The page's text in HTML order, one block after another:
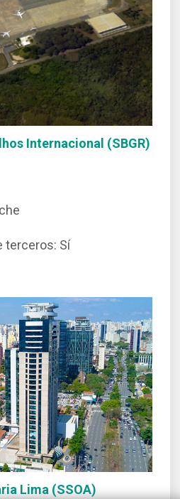
Internacional (SBGR)
terceros: Sí
Lima (SSOA)